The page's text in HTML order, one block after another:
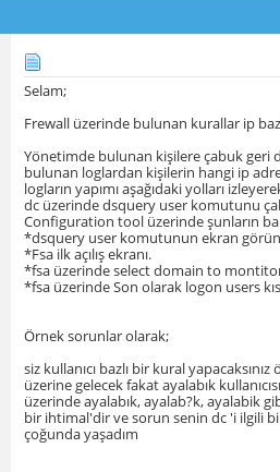
Selam;
Frewall üzerinde bulunan kurallar ip
Yönetimde bulunan kişilere çabuk geri
bulunan loglardan kişilerin hangi ip
logların yapımı aşağıdaki yolları
dc üzerinde dsquery user komutunu
Configuration tool üzerinde şunların
*dsquery user komutunun ekran
*Fsa ilk açılış ekranı.
*fsa üzerinde select domain to montitor
*fsa üzerinde Son olarak logon users
Örnek sorunlar olarak;
siz kullanıcı bazlı bir kural
üzerine gelecek fakat ayalabık
üzerinde ayalabık, ayalab?k, ayalabik
bir ihtimal'dir ve sorun senin dc 'i ilgili
çoğunda yaşadım